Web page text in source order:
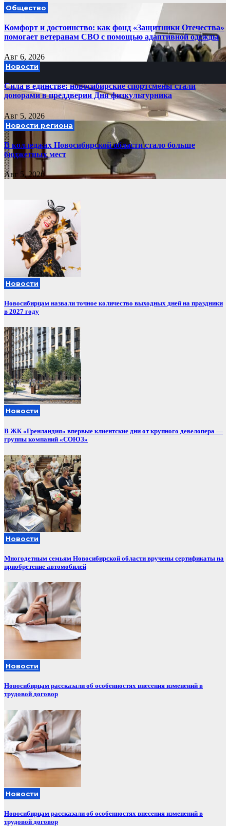
Общество
Комфорт и достоинство: как фонд «Защитники Отечества»
помогает ветеранам СВО с помощью адаптивной одежды
Авг 6, 2026
Новости
Сила в единстве: новосибирские спортсмены стали
донорами в преддверии Дня физкультурника
Авг 5, 2026
Новости региона
В колледжах Новосибирской области стало больше
бюджетных мест
Авг 5, 2026
Новости
Новосибирцам назвали точное количество выходных дней на праздники
в 2027 году
Новости
В ЖК «Гренландия» впервые клиентские дни от крупного девелопера —
группы компаний «СОЮЗ»
Новости
Многодетным семьям Новосибирской области вручены сертификаты на
приобретение автомобилей
Новости
Новосибирцам рассказали об особенностях внесения изменений в
трудовой договор
Новости
Новосибирцам рассказали об особенностях внесения изменений в
трудовой договор